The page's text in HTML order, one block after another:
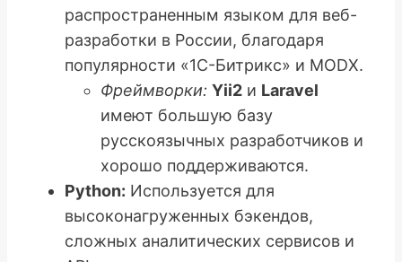
распространенным языком для веб-
разработки в России, благодаря
популярности «1С-Битрикс» и MODX.
Фреймворки: Yii2 и Laravel
имеют большую базу
русскоязычных разработчиков и
хорошо поддерживаются.
Python: Используется для
высоконагруженных бэкендов,
сложных аналитических сервисов и